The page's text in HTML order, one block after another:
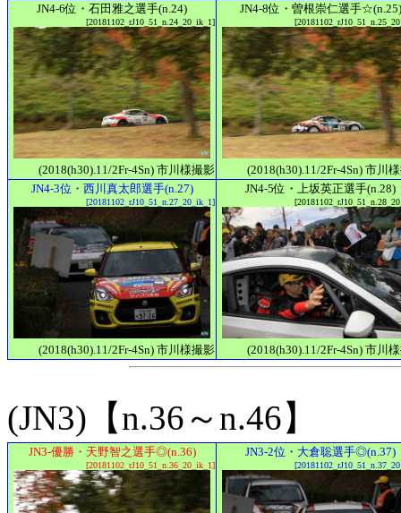
JN4-6位・石田雅之選手(n.24)
[20181102_rJ10_51_n.24_20_ik_1]
(2018(h30).11/2Fr-4Sn) 市川様撮影
JN4-8位・曽根崇仁選手☆(n.25)
(2018(h30).11/2Fr-4Sn) 市川
JN4-3位・西川真太郎選手(n.27)
[20181102_rJ10_51_n.27_20_ik_1]
(2018(h30).11/2Fr-4Sn) 市川様撮影
JN4-5位・上坂英正選手(n.28)
(2018(h30).11/2Fr-4Sn) 市川
(JN3)【n.36～n.46】
JN3-優勝・天野智之選手◎(n.36)
[20181102_rJ10_51_n.36_20_ik_1]
JN3-2位・大倉聡選手◎(n.37)